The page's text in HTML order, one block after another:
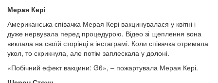
Мерая Кері
Американська співачка Мерая Кері вакцинувалася у квітні і
дуже нервувала перед процедурою. Відео зі щеплення вона
виклала на своїй сторінці в інстаграмі. Коли співачка отримала
укол, то скрикнула, але потім заплескала у долоні.
«Побічний ефект вакцини: G6», – пожартувала Мерая Кері.